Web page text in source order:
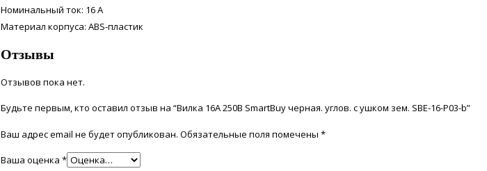
Номинальный ток: 16 A
Материал корпуса: ABS-пластик
Отзывы
Отзывов пока нет.
Будьте первым, кто оставил отзыв на “Вилка 16А 250В SmartBuy черная. углов. с ушком зем. SBE-16-P03-b”
Ваш адрес email не будет опубликован. Обязательные поля помечены*
Ваша оценка*